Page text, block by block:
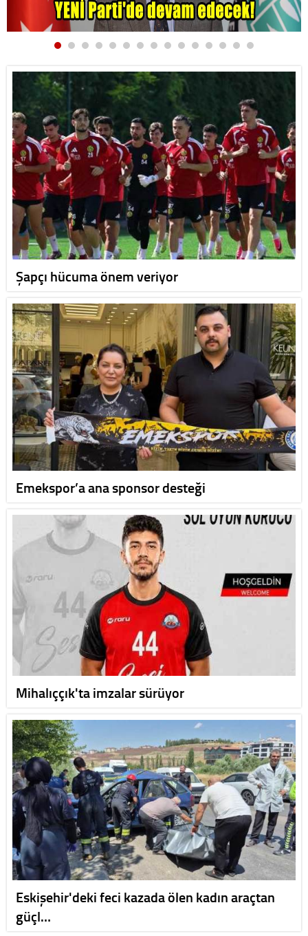
Şapçı hücuma önem veriyor
Emekspor’a ana sponsor desteği
Mihalıççık'ta imzalar sürüyor
Eskişehir'deki feci kazada ölen kadın araçtan
güçl…